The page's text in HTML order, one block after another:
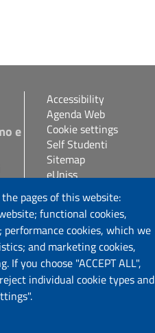
pages of this website:
functional cookies,
cookies, which we
and marketing cookies,
you choose "ACCEPT ALL",
individual cookie types and
e
Accessibility
Agenda Web
Cookie settings
Self Studenti
Sitemap
eUniss
Follow us